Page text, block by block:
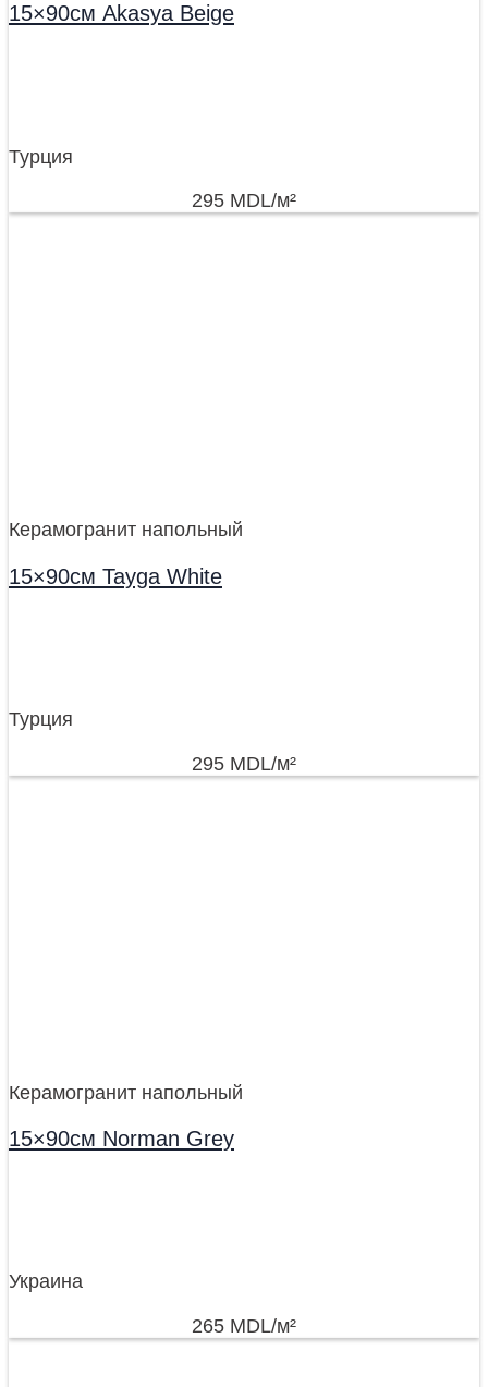
15×90см Akasya Beige
Турция
295 MDL/м²
Керамогранит напольный
15×90см Tayga White
Турция
295 MDL/м²
Керамогранит напольный
15×90см Norman Grey
Украина
265 MDL/м²